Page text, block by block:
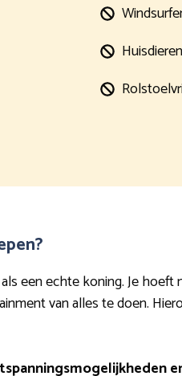
een echte koning. Je
van alles te doen.